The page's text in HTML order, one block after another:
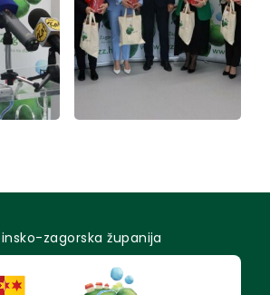
zagorska županija